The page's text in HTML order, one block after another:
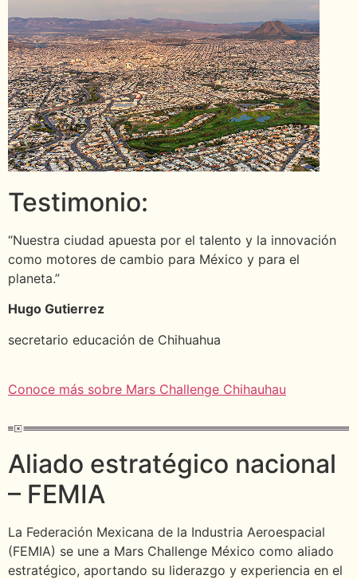
Testimonio:
“Nuestra ciudad apuesta por el talento y la innovación
como motores de cambio para México y para el
planeta.”
Hugo Gutierrez
secretario educación de Chihuahua
Conoce más sobre Mars Challenge Chihauhau
Aliado estratégico nacional
– FEMIA
La Federación Mexicana de la Industria Aeroespacial
(FEMIA) se une a Mars Challenge México como aliado
estratégico, aportando su liderazgo y experiencia en el